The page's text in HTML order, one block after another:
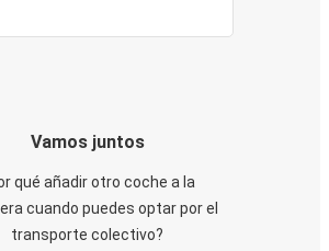
Vamos juntos
qué añadir otro coche a la
cuando puedes optar por el
transporte colectivo?